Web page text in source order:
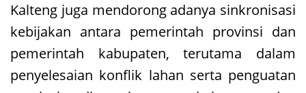
Kalteng juga mendorong adanya sinkronisasi
kebijakan antara pemerintah provinsi dan
pemerintah kabupaten, terutama dalam
penyelesaian konflik lahan serta penguatan